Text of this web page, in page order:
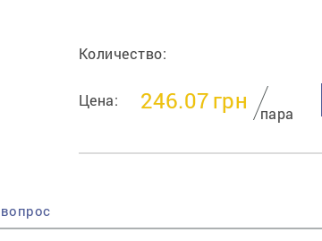
Количество:
Цена: 246.07грн пара